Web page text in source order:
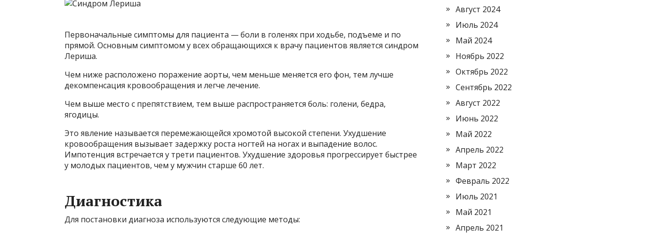
Первоначальные симптомы для пациента — боли в голенях при ходьбе, подъеме и по
прямой. Основным симптомом у всех обращающихся к врачу пациентов является синдром
Лериша.
Чем ниже расположено поражение аорты, чем меньше меняется его фон, тем лучше
декомпенсация кровообращения и легче лечение.
Чем выше место с препятствием, тем выше распространяется боль: голени, бедра,
ягодицы.
Это явление называется перемежающейся хромотой высокой степени. Ухудшение
кровообращения вызывает задержку роста ногтей на ногах и выпадение волос.
Импотенция встречается у трети пациентов. Ухудшение здоровья прогрессирует быстрее
у молодых пациентов, чем у мужчин старше 60 лет.
Диагностика
Для постановки диагноза используются следующие методы:
Август 2024
Июль 2024
Май 2024
Ноябрь 2022
Октябрь 2022
Сентябрь 2022
Август 2022
Июнь 2022
Май 2022
Апрель 2022
Март 2022
Февраль 2022
Июль 2021
Май 2021
Апрель 2021